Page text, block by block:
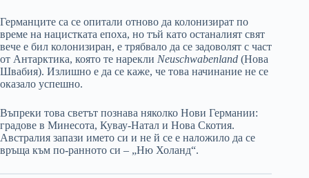
Германците са се опитали отново да колонизират по
време на нацистката епоха, но тъй като останалият свят
вече е бил колонизиран, е трябвало да се задоволят с част
от Антарктика, която те нарекли Neuschwabenland (Нова
Швабия). Излишно е да се каже, че това начинание не се
оказало успешно.
Въпреки това светът познава няколко Нови Германии:
градове в Минесота, Кувау-Натал и Нова Скотия.
Австралия запази името си и не й се е наложило да се
връща към по-ранното си – „Ню Холанд“.